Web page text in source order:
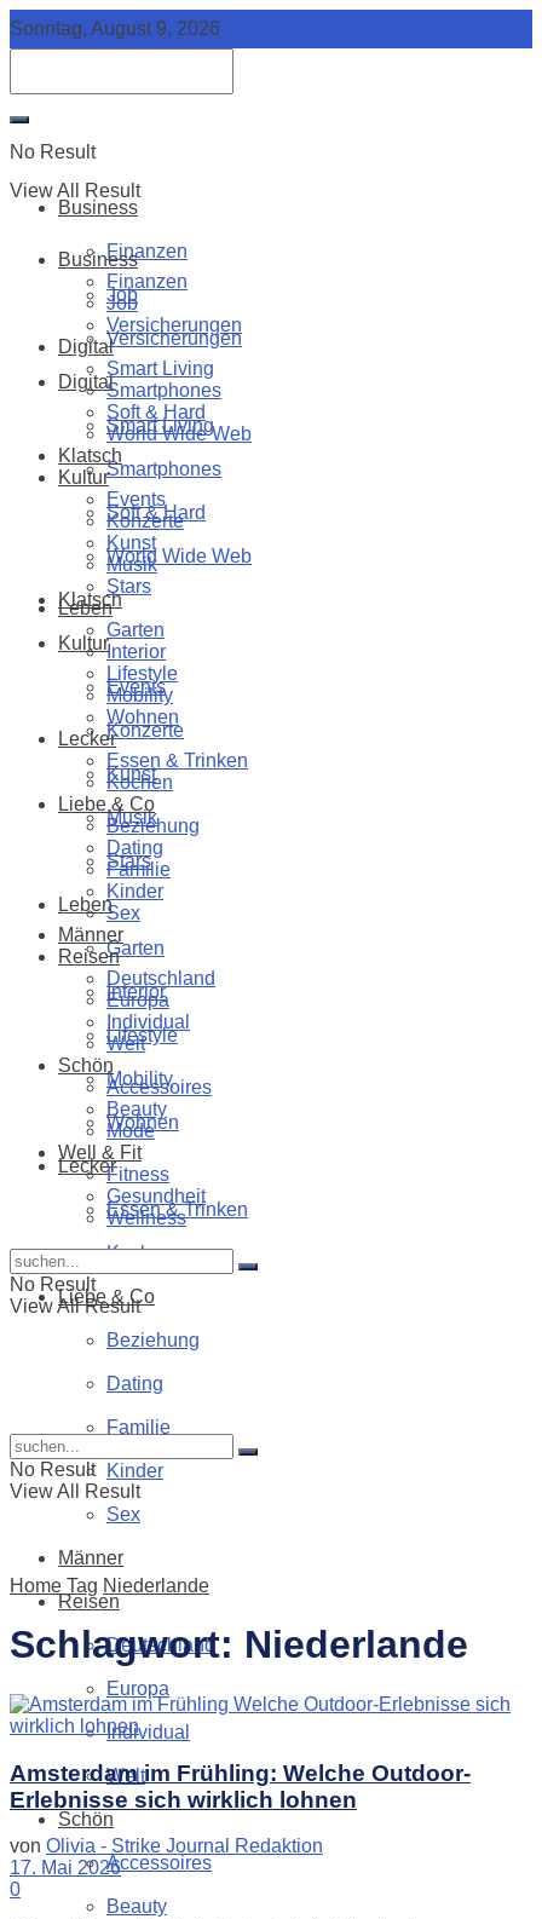
Sonntag, August 9, 2026
No Result
View All Result
Business
Finanzen
Job
Versicherungen
Digital
Smart Living
Smartphones
Soft & Hard
World Wide Web
Klatsch
Kultur
Events
Konzerte
Kunst
Musik
Stars
Leben
Garten
Interior
Lifestyle
Mobility
Wohnen
Lecker
Essen & Trinken
Kochen
Liebe & Co
Beziehung
Dating
Familie
Kinder
Sex
Männer
Reisen
Deutschland
Europa
Individual
Welt
Schön
Accessoires
Beauty
Business
Finanzen
Job
Versicherungen
Digital
Smart Living
Smartphones
Soft & Hard
World Wide Web
Klatsch
Kultur
Events
Konzerte
Kunst
Musik
Stars
Leben
Garten
Interior
Lifestyle
Mobility
Wohnen
Lecker
Essen & Trinken
Kochen
Liebe & Co
Beziehung
Dating
Familie
Kinder
Sex
Männer
Reisen
Deutschland
Europa
Individual
Welt
Schön
Accessoires
Beauty
Mode
Well & Fit
Fitness
Gesundheit
Wellness
No Result
View All Result
No Result
View All Result
Home Tag Niederlande
Schlagwort: Niederlande
Amsterdam im Frühling: Welche Outdoor-
Erlebnisse sich wirklich lohnen
von Olivia - Strike Journal Redaktion
17. Mai 2026
0